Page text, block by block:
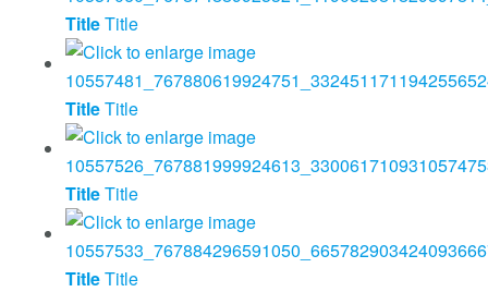
TitleTitle
TitleTitle
TitleTitle
TitleTitle